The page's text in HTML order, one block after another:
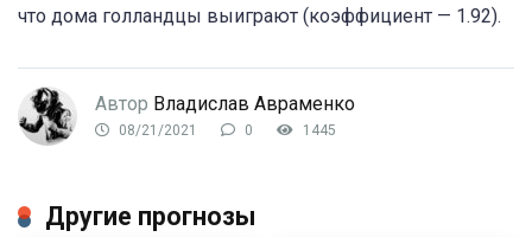
что дома голландцы выиграют (коэффициент — 1.92).
Автор Владислав Авраменко
08/21/2021 0 1445
Другие прогнозы